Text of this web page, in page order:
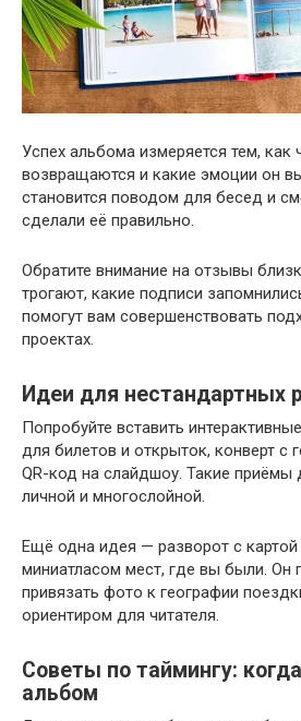
Успех альбома измеряется тем, как
возвращаются и какие эмоции он
становится поводом для бесед и
сделали её правильно.
Обратите внимание на отзывы
трогают, какие подписи
помогут вам совершенствовать
проектах.
Идеи для нестандартных
Попробуйте вставить
для билетов и открыток, конверт с
QR-код на слайдшоу. Такие приёмы
личной и многослойной.
Ещё одна идея — разворот с картой
миниатласом мест, где вы были. Он
привязать фото к географии
ориентиром для читателя.
Советы по таймингу:
альбом